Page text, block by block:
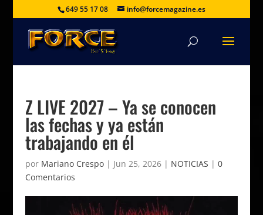
649 55 17 08 info@forcemagazine.es
Z LIVE 2027 – Ya se conocen
las fechas y ya están
trabajando en él
por Mariano Crespo| Jun 25, 2026| NOTICIAS | 0
Comentarios